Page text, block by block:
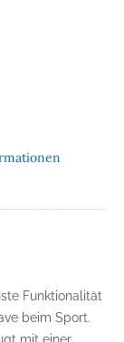
Funktionalität
beim Sport.
mit einer